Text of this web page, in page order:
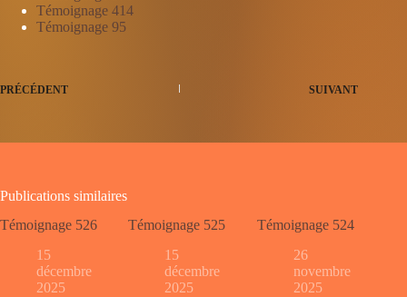
Témoignage 414
Témoignage 95
PRÉCÉDENT SUIVANT
Publications similaires
Témoignage 526
15
décembre
2025
Témoignage 525
15
décembre
2025
Témoignage 524
26
novembre
2025